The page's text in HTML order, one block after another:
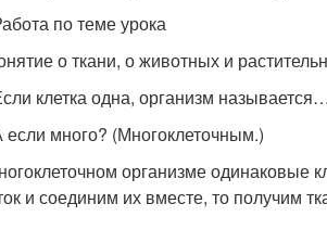
по теме урока
о ткани, о животных и
клетка одна, организм
много? (Многоклеточным.)
организме одинаковые
и соединим их вместе, то получим